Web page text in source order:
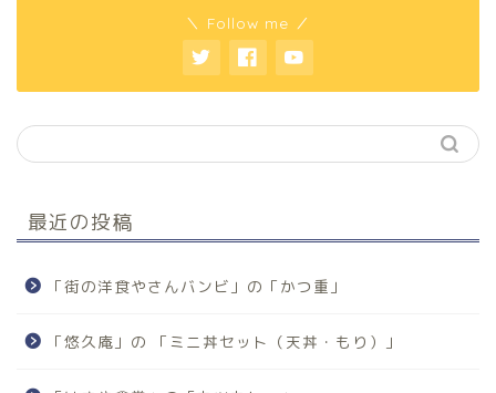
＼ Follow me ／
最近の投稿
「街の洋食やさんバンビ」の「かつ重」
「悠久庵」の 「ミニ丼セット（天丼・もり）」